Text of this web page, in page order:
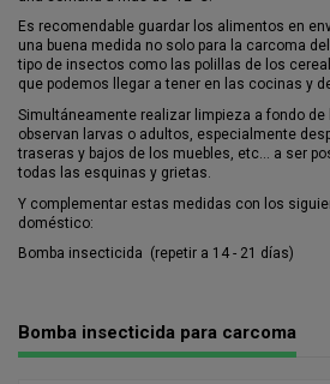
Es recomendable guardar los alimentos en
una buena medida no solo para la carcoma
tipo de insectos como las polillas de los
que podemos llegar a tener en las cocinas y
Simultáneamente realizar limpieza a fondo
observan larvas o adultos, especialmente
traseras y bajos de los muebles, etc… a ser
todas las esquinas y grietas.
Y complementar estas medidas con los
doméstico:
Bomba insecticida (repetir a 14 - 21 días)
Bomba insecticida para carcoma